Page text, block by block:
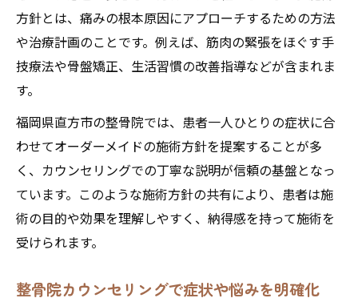
方針とは、痛みの根本原因にアプローチするための方法
や治療計画のことです。例えば、筋肉の緊張をほぐす手
技療法や骨盤矯正、生活習慣の改善指導などが含まれま
す。
福岡県直方市の整骨院では、患者一人ひとりの症状に合
わせてオーダーメイドの施術方針を提案することが多
く、カウンセリングでの丁寧な説明が信頼の基盤となっ
ています。このような施術方針の共有により、患者は施
術の目的や効果を理解しやすく、納得感を持って施術を
受けられます。
整骨院カウンセリングで症状や悩みを明確化